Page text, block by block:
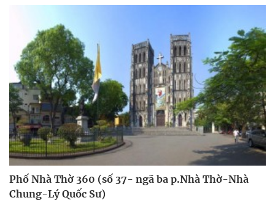
Phố Nhà Thờ 360 (số 37- ngã ba p.Nhà Thờ-Nhà
Chung-Lý Quốc Sư)